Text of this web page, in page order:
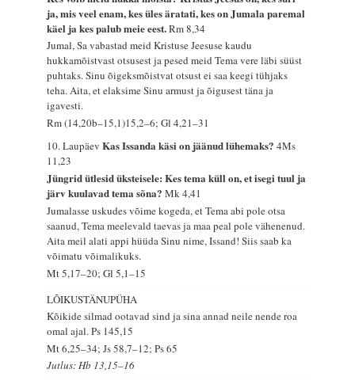
ja, mis veel enam, kes üles äratati, kes on Jumala paremal
käel ja kes palub meie eest.Rm 8,34
Jumal, Sa vabastad meid Kristuse Jeesuse kaudu
hukkamõistvast otsusest ja pesed meid Tema vere läbi süüst
puhtaks. Sinu õigeksmõistvat otsust ei saa keegi tühjaks
teha. Aita, et elaksime Sinu armust ja õigusest täna ja
igavesti.
Rm (14,20b–15,1)15,2–6; Gl 4,21–31
10. LaupäevKas Issanda käsi on jäänud lühemaks?4Ms
11,23
Jüngrid ütlesid üksteisele: Kes tema küll on, et isegi tuul ja
järv kuulavad tema sõna?Mk 4,41
Jumalasse uskudes võime kogeda, et Tema abi pole otsa
saanud, Tema meelevald taevas ja maa peal pole vähenenud.
Aita meil alati appi hüüda Sinu nime, Issand! Siis saab ka
võimatu võimalikuks.
Mt 5,17–20; Gl 5,1–15
LÕIKUSTÄNUPÜHA
Kõikide silmad ootavad sind ja sina annad neile nende roa
omal ajal.Ps 145,15
Mt 6,25–34; Js 58,7–12; Ps 65
Jutlus: Hb 13,15–16